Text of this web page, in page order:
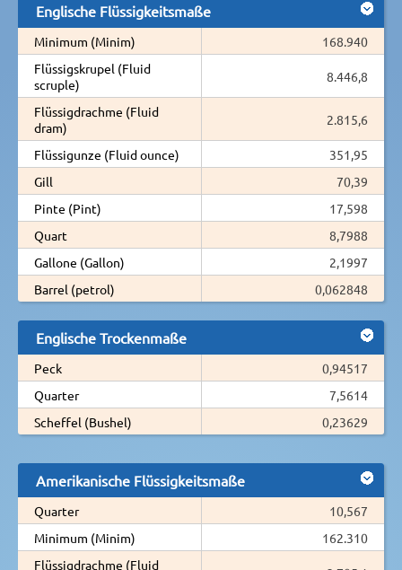
Englische Flüssigkeitsmaße
Minimum (Minim)
168.940
Flüssigskrupel (Fluid
scruple)
8.446,8
Flüssigdrachme (Fluid
dram)
2.815,6
Flüssigunze (Fluid ounce)
351,95
Gill
70,39
Pinte (Pint)
17,598
Quart
8,7988
Gallone (Gallon)
2,1997
Barrel (petrol)
0,062848
Englische Trockenmaße
Peck
0,94517
Quarter
7,5614
Scheffel (Bushel)
0,23629
Amerikanische Flüssigkeitsmaße
Quarter
10,567
Minimum (Minim)
162.310
Flüssigdrachme (Fluid